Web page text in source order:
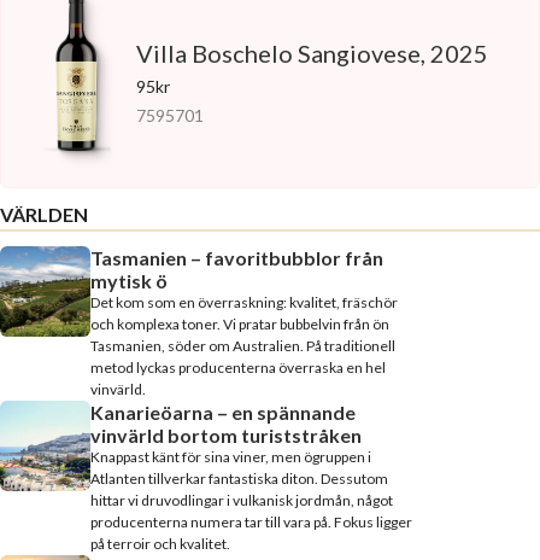
Villa Boschelo Sangiovese, 2025
95kr
7595701
VÄRLDEN
Tasmanien – favoritbubblor från
mytisk ö
Det kom som en överraskning: kvalitet, fräschör
och komplexa toner. Vi pratar bubbelvin från ön
Tasmanien, söder om Australien. På traditionell
metod lyckas producenterna överraska en hel
vinvärld.
Kanarieöarna – en spännande
vinvärld bortom turiststråken
Knappast känt för sina viner, men ögruppen i
Atlanten tillverkar fantastiska diton. Dessutom
hittar vi druvodlingar i vulkanisk jordmån, något
producenterna numera tar till vara på. Fokus ligger
på terroir och kvalitet.